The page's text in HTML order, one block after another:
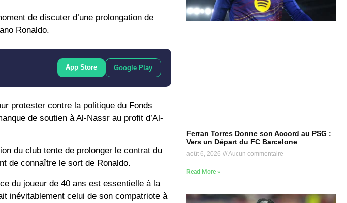
de discuter d’une prolongation de
Ronaldo.
App Store Google Play
protester contre la politique du Fonds
de soutien à Al-Nassr au profit d’Al-
du club tente de prolonger le contrat du
de connaître le sort de Ronaldo.
du joueur de 40 ans est essentielle à la
inévitablement celui de son compatriote à
Ferran Torres Donne son Accord au PSG :
Vers un Départ du FC Barcelone
août 6, 2026 Aucun commentaire
Read More »